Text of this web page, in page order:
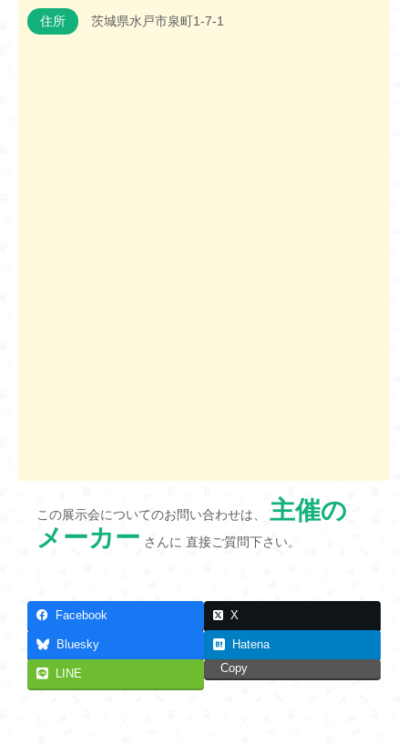
住所 茨城県水戸市泉町1-7-1
この展示会についてのお問い合わせは、 主催の
メーカー さんに 直接ご質問下さい。
Facebook X
Bluesky Hatena
LINE Copy